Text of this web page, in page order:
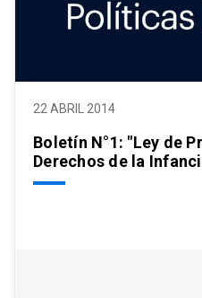
22 ABRIL 2014
Boletín N°1: "Ley de
Derechos de la